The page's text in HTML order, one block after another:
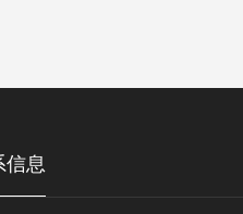
信息